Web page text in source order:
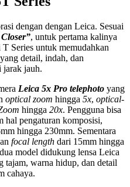
dengan dengan Leica. Sesuai
, untuk pertama kalinya
Series untuk memudahkan
detail, indah, dan
jarak jauh.
Leica 5x Pro telephoto yang
optical zoom hingga 5x, optical-
hingga 20x. Pengguna bisa
hal pengaturan komposisi,
hingga 230mm. Sementara
focal length dari 15mm hingga
model didukung lensa Leica
tajam, warna hidup, dan detail
cahaya.